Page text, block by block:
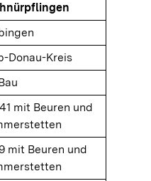
Donau-Kreis
mit Beuren und
mit Beuren und